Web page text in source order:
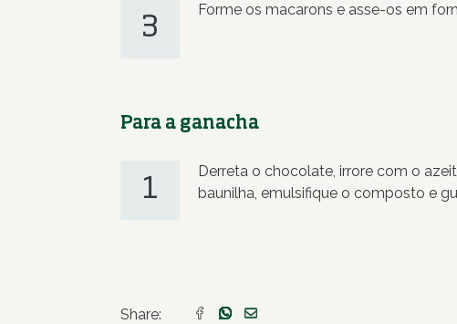
3
Forme os macarons e asse-os em
Para a ganacha
1
Derreta o chocolate, irrore com o
baunilha, emulsifique o composto e
Share: